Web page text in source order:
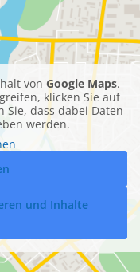
von Google Maps.
klicken Sie auf
Sie, dass dabei Daten
werden.
und Inhalte